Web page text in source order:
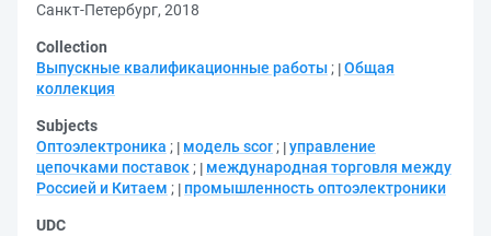
Санкт-Петербург, 2018
Collection
Выпускные квалификационные работы ; Общая
коллекция
Subjects
Оптоэлектроника ; модель scor ; управление
цепочками поставок ;
международная торговля между
Россией и Китаем ; промышленность оптоэлектроники
UDC